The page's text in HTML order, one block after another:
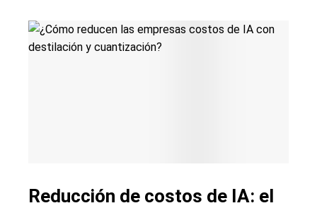
Reducción de costos de IA: el